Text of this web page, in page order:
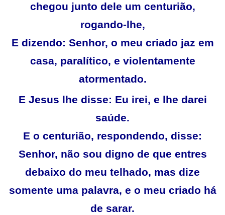
chegou junto dele um centurião,
rogando-lhe,
E dizendo: Senhor, o meu criado jaz em
casa, paralítico, e violentamente
atormentado.
E Jesus lhe disse: Eu irei, e lhe darei
saúde.
E o centurião, respondendo, disse:
Senhor, não sou digno de que entres
debaixo do meu telhado, mas dize
somente uma palavra, e o meu criado há
de sarar.